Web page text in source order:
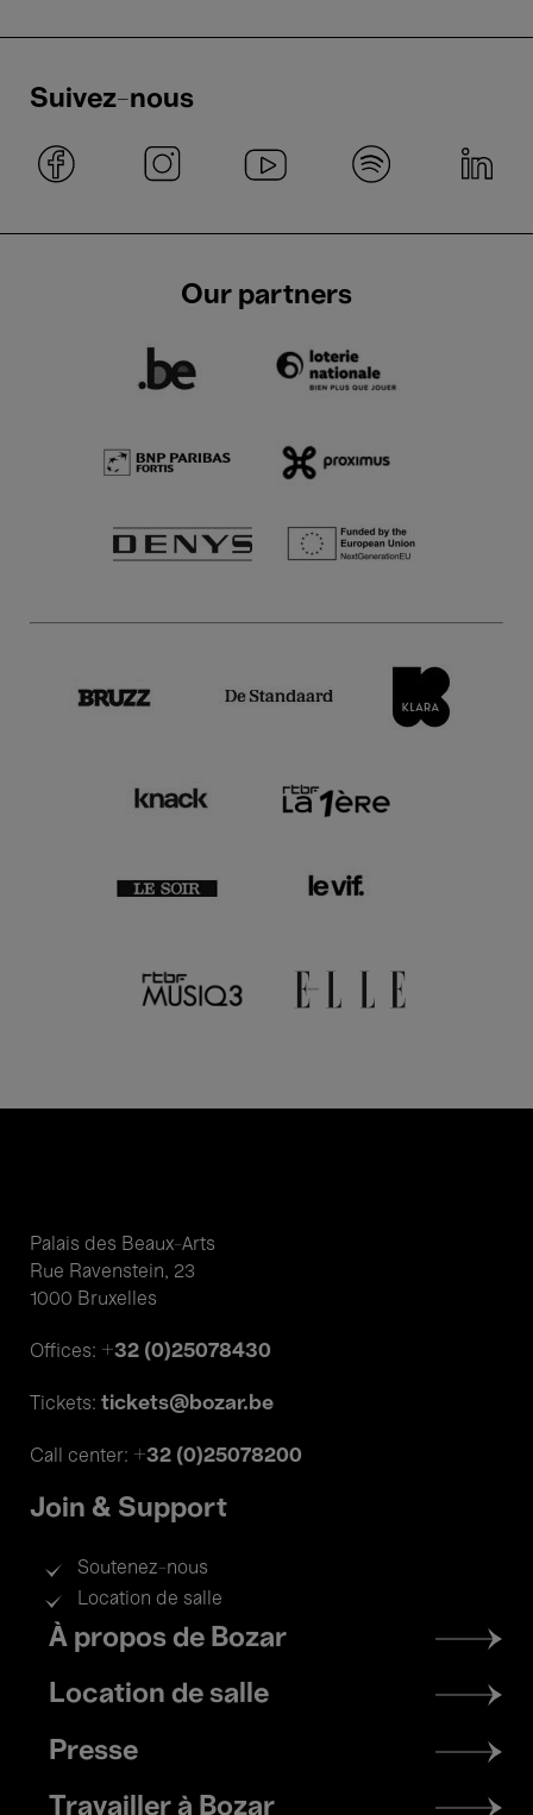
Suivez-nous
Our partners
Palais des Beaux-Arts
Rue Ravenstein, 23
1000 Bruxelles
Offices: +32 (0)25078430
Tickets: tickets@bozar.be
Call center: +32 (0)25078200
Join & Support
Soutenez-nous
Location de salle
Footer
menu
À propos de Bozar
Location de salle
Presse
Travailler à Bozar